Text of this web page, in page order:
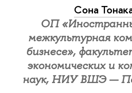
Сона
ОП
межкультурная
бизнесе»,
экономических и
наук, НИУ ВШЭ —